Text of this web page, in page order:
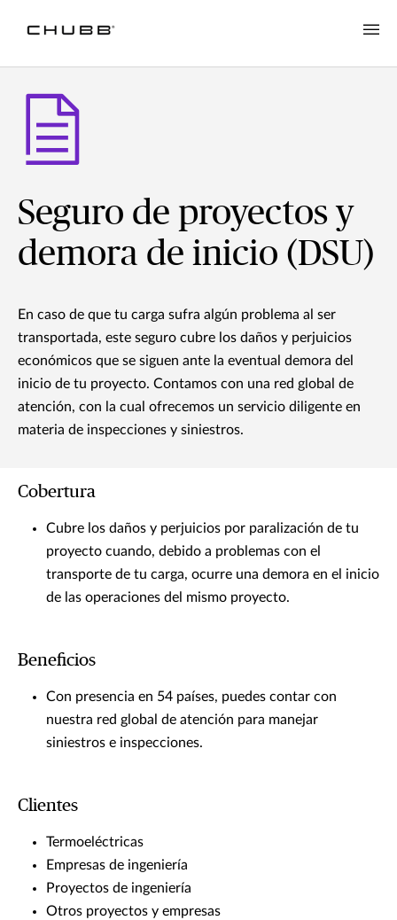
Seguro de proyectos y
demora de inicio (DSU)
En caso de que tu carga sufra algún problema al ser
transportada, este seguro cubre los daños y perjuicios
económicos que se siguen ante la eventual demora del
inicio de tu proyecto. Contamos con una red global de
atención, con la cual ofrecemos un servicio diligente en
materia de inspecciones y siniestros.
Cobertura
Cubre los daños y perjuicios por paralización de tu
proyecto cuando, debido a problemas con el
transporte de tu carga, ocurre una demora en el inicio
de las operaciones del mismo proyecto.
Beneficios
Con presencia en 54 países, puedes contar con
nuestra red global de atención para manejar
siniestros e inspecciones.
Clientes
Termoeléctricas
Empresas de ingeniería
Proyectos de ingeniería
Otros proyectos y empresas